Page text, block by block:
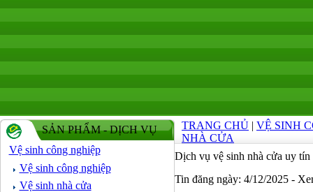
SẢN PHẨM - DỊCH VỤ
Vệ sinh công nghiệp
Vệ sinh công nghiệp
Vệ sinh nhà cửa
TRANG CHỦ | VỆ SINH
NHÀ CỬA
Dịch vụ vệ sinh nhà cửa uy
Tin đăng ngày: 4/12/2025 -